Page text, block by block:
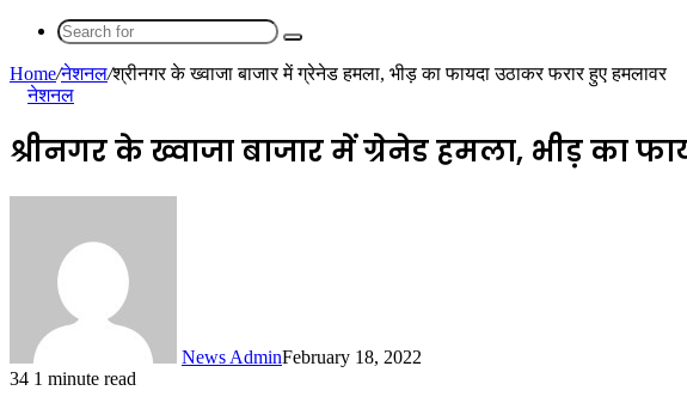
Search
for
Home/नेशनल/श्रीनगर के ख्वाजा बाजार में ग्रेनेड हमला, भीड़ का फायदा उठाकर फरार हुए हमलावर
नेशनल
श्रीनगर के ख्वाजा बाजार में ग्रेनेड हमला, भीड़ का
News AdminFebruary 18, 2022
34 1 minute read